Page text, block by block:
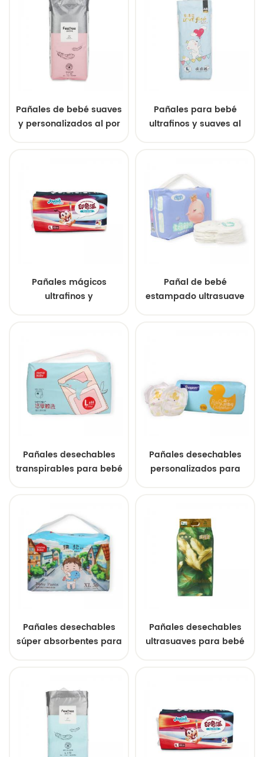
Pañales de bebé suaves
y personalizados al por
Pañales para bebé
ultrafinos y suaves al
Pañales mágicos
ultrafinos y
Pañal de bebé
estampado ultrasuave
Pañales desechables
transpirables para bebé
Pañales desechables
personalizados para
Pañales desechables
súper absorbentes para
Pañales desechables
ultrasuaves para bebé